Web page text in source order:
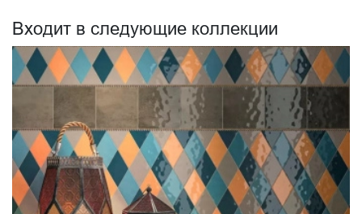
Входит в следующие коллекции